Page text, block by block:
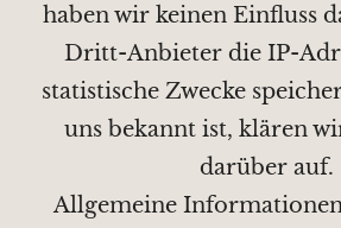
haben wir keinen Einfluss
Dritt-Anbieter die IP-
statistische Zwecke
uns bekannt ist, klären
darüber auf.
Allgemeine